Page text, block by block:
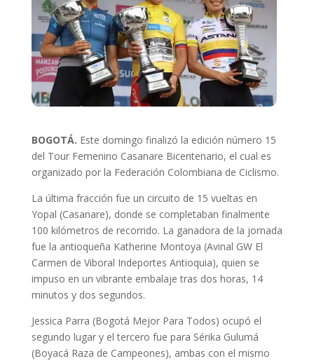
BOGOTÁ. Este domingo finalizó la edición número 15
del Tour Femenino Casanare Bicentenario, el cual es
organizado por la Federación Colombiana de Ciclismo.
La última fracción fue un circuito de 15 vueltas en
Yopal (Casanare), donde se completaban finalmente
100 kilómetros de recorrido. La ganadora de la jornada
fue la antioqueña Katherine Montoya (Avinal GW El
Carmen de Viboral Indeportes Antioquia), quien se
impuso en un vibrante embalaje tras dos horas, 14
minutos y dos segundos.
Jessica Parra (Bogotá Mejor Para Todos) ocupó el
segundo lugar y el tercero fue para Sérika Gulumá
(Boyacá Raza de Campeones), ambas con el mismo